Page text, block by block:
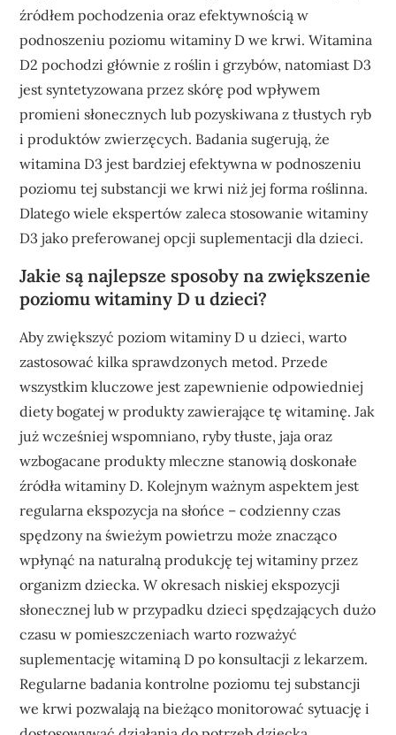
źródłem pochodzenia oraz efektywnością w
podnoszeniu poziomu witaminy D we krwi. Witamina
D2 pochodzi głównie z roślin i grzybów, natomiast D3
jest syntetyzowana przez skórę pod wpływem
promieni słonecznych lub pozyskiwana z tłustych ryb
i produktów zwierzęcych. Badania sugerują, że
witamina D3 jest bardziej efektywna w podnoszeniu
poziomu tej substancji we krwi niż jej forma roślinna.
Dlatego wiele ekspertów zaleca stosowanie witaminy
D3 jako preferowanej opcji suplementacji dla dzieci.
Jakie są najlepsze sposoby na zwiększenie
poziomu witaminy D u dzieci?
Aby zwiększyć poziom witaminy D u dzieci, warto
zastosować kilka sprawdzonych metod. Przede
wszystkim kluczowe jest zapewnienie odpowiedniej
diety bogatej w produkty zawierające tę witaminę. Jak
już wcześniej wspomniano, ryby tłuste, jaja oraz
wzbogacane produkty mleczne stanowią doskonałe
źródła witaminy D. Kolejnym ważnym aspektem jest
regularna ekspozycja na słońce – codzienny czas
spędzony na świeżym powietrzu może znacząco
wpłynąć na naturalną produkcję tej witaminy przez
organizm dziecka. W okresach niskiej ekspozycji
słonecznej lub w przypadku dzieci spędzających dużo
czasu w pomieszczeniach warto rozważyć
suplementację witaminą D po konsultacji z lekarzem.
Regularne badania kontrolne poziomu tej substancji
we krwi pozwalają na bieżąco monitorować sytuację i